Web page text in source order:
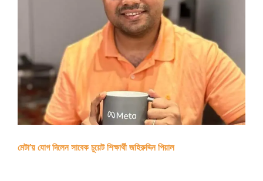
মেটা’য় যোগ দিলেন সাবেক চুয়েট শিক্ষার্থী জহিরুদ্দিন পিয়াল